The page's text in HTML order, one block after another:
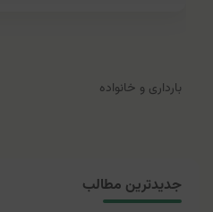
سردرد مداوم است یا مرتباً
شدت درد طی چند روز
بسیار شدید است و به‌طور
بارداری و خانواده
جدیدترین مطالب